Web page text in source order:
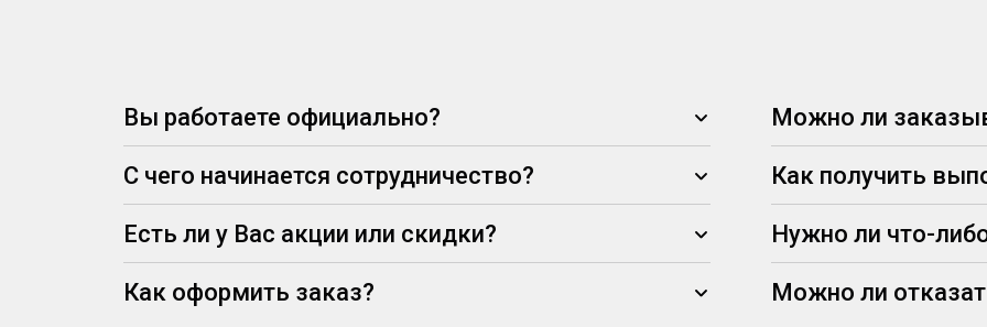
Вы работаете официально?
С чего начинается сотрудничество?
Есть ли у Вас акции или скидки?
Как оформить заказ?
Можно ли
Как получить
Нужно ли что-
Можно ли